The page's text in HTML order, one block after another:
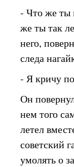
- Что же ты
же ты так
него,
следа
- Я кричу
Он
нем того
летел
советский
умолять о